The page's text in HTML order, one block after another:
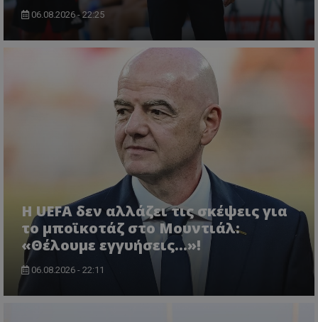
06.08.2026 - 22:25
Η UEFA δεν αλλάζει τις σκέψεις για
το μποϊκοτάζ στο Μουντιάλ:
«Θέλουμε εγγυήσεις...»!
06.08.2026 - 22:11